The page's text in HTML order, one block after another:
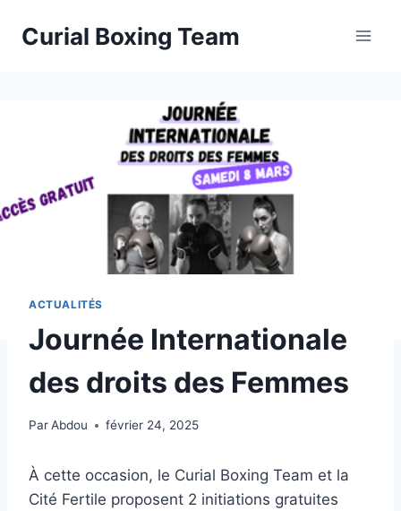
Curial Boxing Team
ACTUALITÉS
Journée Internationale
des droits des Femmes
ParAbdou février 24, 2025
À cette occasion, le Curial Boxing Team et la
Cité Fertile proposent 2 initiations gratuites